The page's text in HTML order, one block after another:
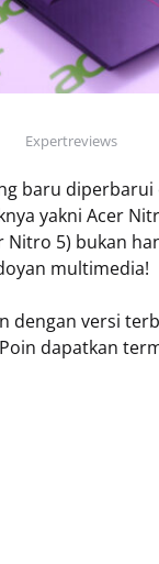
Expertreviews
baru
yakni Acer
5) bukan
multimedia!
dengan versi
dapatkan